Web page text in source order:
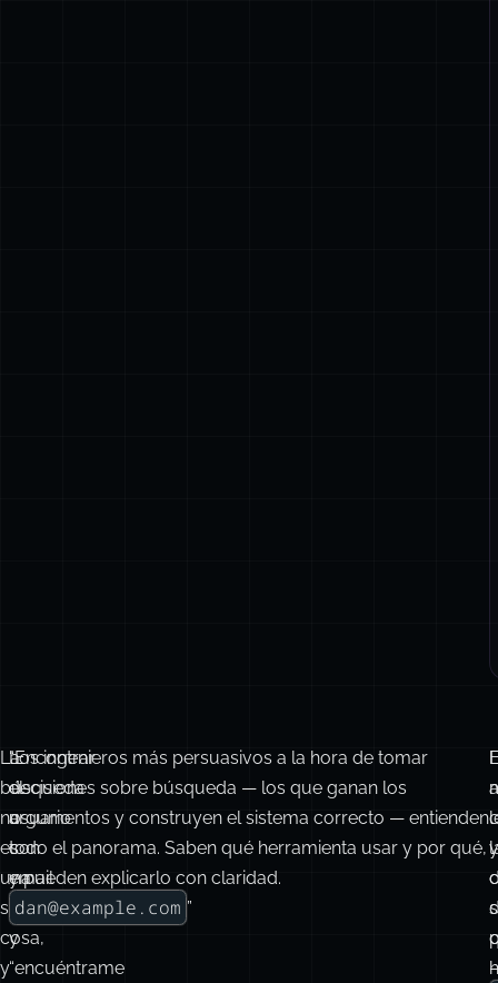
La
búsqueda
no
es
una
sola
cosa,
y
“Encontrar
el
usuario
con
email
dan@example.com ”
y
“encuéntrame
Los ingenieros más persuasivos a la hora de tomar
decisiones sobre búsqueda — los que ganan los
argumentos y construyen el sistema correcto — entienden
todo el panorama. Saben qué herramienta usar y por qué,
y pueden explicarlo con claridad.
y